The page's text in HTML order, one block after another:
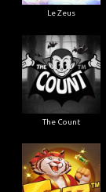
Le Zeus
The Count